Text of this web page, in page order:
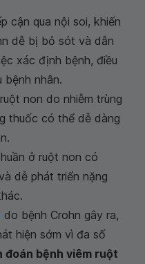
cận qua nội soi, khiến
dễ bị bỏ sót và dẫn
xác định bệnh, điều
bệnh nhân.
non do nhiễm trùng
thuốc có thể dễ dàng
ở ruột non có
dễ phát triển nặng
do bệnh Crohn gây ra,
hiện sớm vì đa số
đoán bệnh viêm ruột